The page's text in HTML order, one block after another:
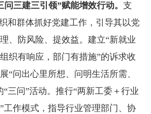
问三建三引领”赋能增效行动。支
和群体抓好党建工作，引导其以党
、防风险、提效益。建立“新就业
织有响应，部门有措施”的诉求收
“问出心里所想、问明生活所需、
“三问”活动。推行“两新工委＋行业
工作模式，指导行业管理部门、协